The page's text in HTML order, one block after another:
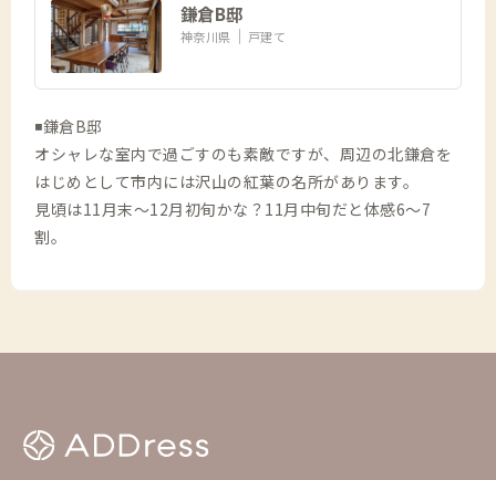
鎌倉B邸
神奈川県 戸建て
◾️鎌倉B邸
オシャレな室内で過ごすのも素敵ですが、周辺の北鎌倉を
はじめとして市内には沢山の紅葉の名所があります。
見頃は11月末〜12月初旬かな？11月中旬だと体感6〜7
割。